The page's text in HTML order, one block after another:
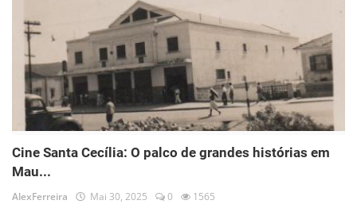
Cine Santa Cecília: O palco de grandes histórias em
Mau...
AlexFerreira Mai 30, 2025 0 1565